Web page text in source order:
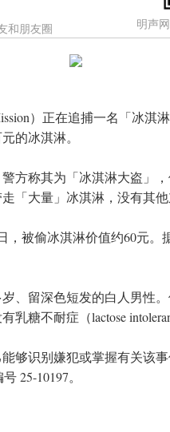
和朋友圈 明声
）正在追捕一名「冰淇
的冰淇淋。
方称其为「冰淇淋大盗」
「大量」冰淇淋，没有其
，被偷冰淇淋价值约60元。
、留深色短发的白人男性
乳糖不耐症（lactose
够识别嫌犯或掌握有关该
25-10197。